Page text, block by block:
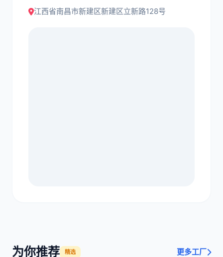
江西省南昌市新建区新建区立新路128号
为你推荐 精选 更多工厂